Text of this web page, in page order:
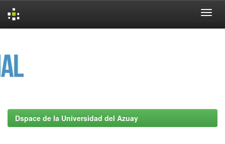
Dspace de la Universidad del Azuay